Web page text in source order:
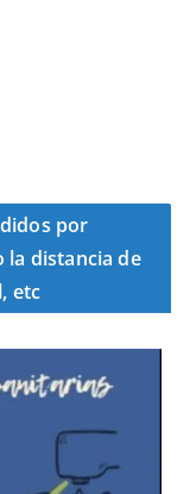
por
la distancia de
etc